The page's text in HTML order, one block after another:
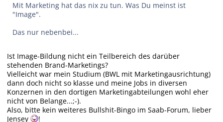
Mit Marketing hat das nix zu tun. Was Du meinst ist
"Image".
Das nur nebenbei...
Ist Image-Bildung nicht ein Teilbereich des darüber
stehenden Brand-Marketings?
Vielleicht war mein Studium (BWL mit Marketingausrichtung)
dann doch nicht so klasse und meine Jobs in diversen
Konzernen in den dortigen Marketingabteilungen wohl eher
nicht von Belange...;-).
Also, bitte kein weiteres Bullshit-Bingo im Saab-Forum, lieber
Jensey
!